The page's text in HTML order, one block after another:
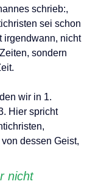
schrieb:,
sei schon
irgendwann, nicht
sondern
wir in 1.
Hier spricht
dessen Geist,
nicht